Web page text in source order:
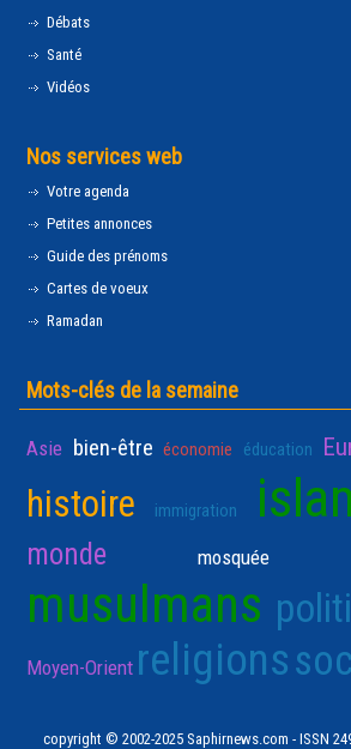
Débats
Santé
Vidéos
Nos services web
Votre agenda
Petites annonces
Guide des prénoms
Cartes de voeux
Ramadan
Mots-clés de la semaine
Asie bien-être économie éducation
histoire immigration
monde mosquée
musulmans
Moyen-Orient religions
copyright © 2002-2025 Saphirnews.com - ISSN